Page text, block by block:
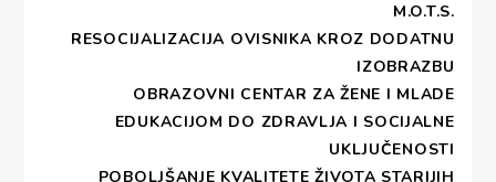
M.O.T.S.
RESOCIJALIZACIJA OVISNIKA KROZ DODATNU
IZOBRAZBU
OBRAZOVNI CENTAR ZA ŽENE I MLADE
EDUKACIJOM DO ZDRAVLJA I SOCIJALNE
UKLJUČENOSTI
POBOLJŠANJE KVALITETE ŽIVOTA STARIJIH
PRIMARNA BESPLATNA PRAVNA
POMOĆ